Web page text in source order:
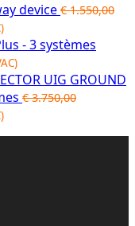
device €1.550,00
- 3 systèmes
UIG GROUND
€3.750,00